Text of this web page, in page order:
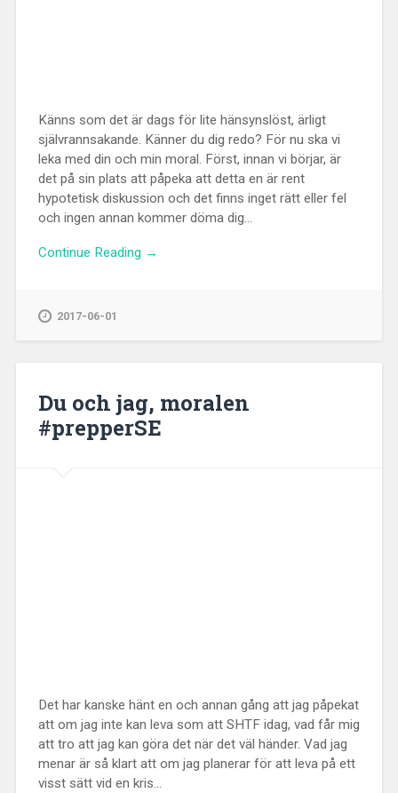
Känns som det är dags för lite hänsynslöst, ärligt
självrannsakande. Känner du dig redo? För nu ska vi
leka med din och min moral. Först, innan vi börjar, är
det på sin plats att påpeka att detta en är rent
hypotetisk diskussion och det finns inget rätt eller fel
och ingen annan kommer döma dig...
Continue Reading →
2017-06-01
Du och jag, moralen
#prepperSE
Det har kanske hänt en och annan gång att jag påpekat
att om jag inte kan leva som att SHTF idag, vad får mig
att tro att jag kan göra det när det väl händer. Vad jag
menar är så klart att om jag planerar för att leva på ett
visst sätt vid en kris...